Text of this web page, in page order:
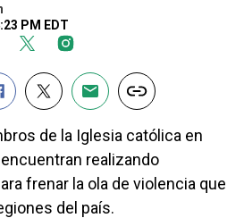
PM EDT
de la Iglesia católica en
realizando
frenar la ola de violencia que
del país.